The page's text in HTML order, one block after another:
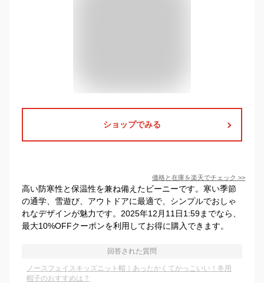
ショップでみる
価格と在庫を楽天でチェック >>
高い防寒性と保温性を兼ね備えたビーニーです。寒い季節
の通学、雪遊び、アウトドアに最適で、シンプルでおしゃ
れなデザインが魅力です。2025年12月11日1:59までなら、
最大10%OFFクーポンを利用してお得に購入できます。
回答された質問
ノースフェイスキッズニット帽｜あったかくてかっこいい！冬用
帽子のおすすめは？